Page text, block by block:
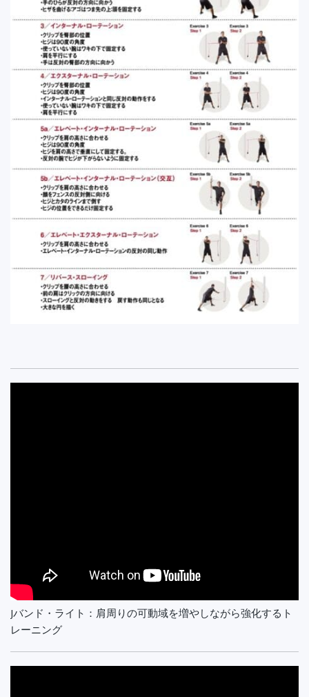
Jバンド・ライト：肩周りの可動域を増やしながら強化するト
レーニング